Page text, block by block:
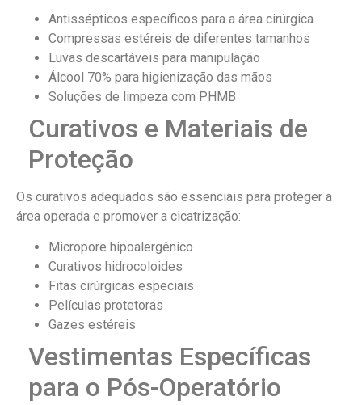
Antissépticos específicos para a área cirúrgica
Compressas estéreis de diferentes tamanhos
Luvas descartáveis para manipulação
Álcool 70% para higienização das mãos
Soluções de limpeza com PHMB
Curativos e Materiais de
Proteção
Os curativos adequados são essenciais para proteger a
área operada e promover a cicatrização:
Micropore hipoalergênico
Curativos hidrocoloides
Fitas cirúrgicas especiais
Películas protetoras
Gazes estéreis
Vestimentas Específicas
para o Pós-Operatório